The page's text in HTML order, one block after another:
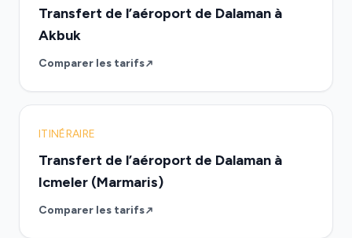
Transfert de l’aéroport de Dalaman à
Akbuk
Comparer les tarifs
ITINÉRAIRE
Transfert de l’aéroport de Dalaman à
Icmeler (Marmaris)
Comparer les tarifs